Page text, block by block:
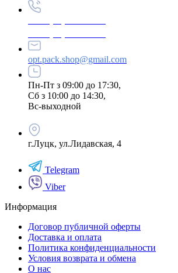
opt.pack.shop@gmail.com
Пн-Пт з 09:00 до 17:30,
Сб з 10:00 до 14:30,
Вс-выходной
г.Луцк, ул.Лидавская, 4
Telegram
Viber
Информация
Договор публичной оферты
Доставка и оплата
Политика конфиденциальности
Условия возврата и обмена
О нас